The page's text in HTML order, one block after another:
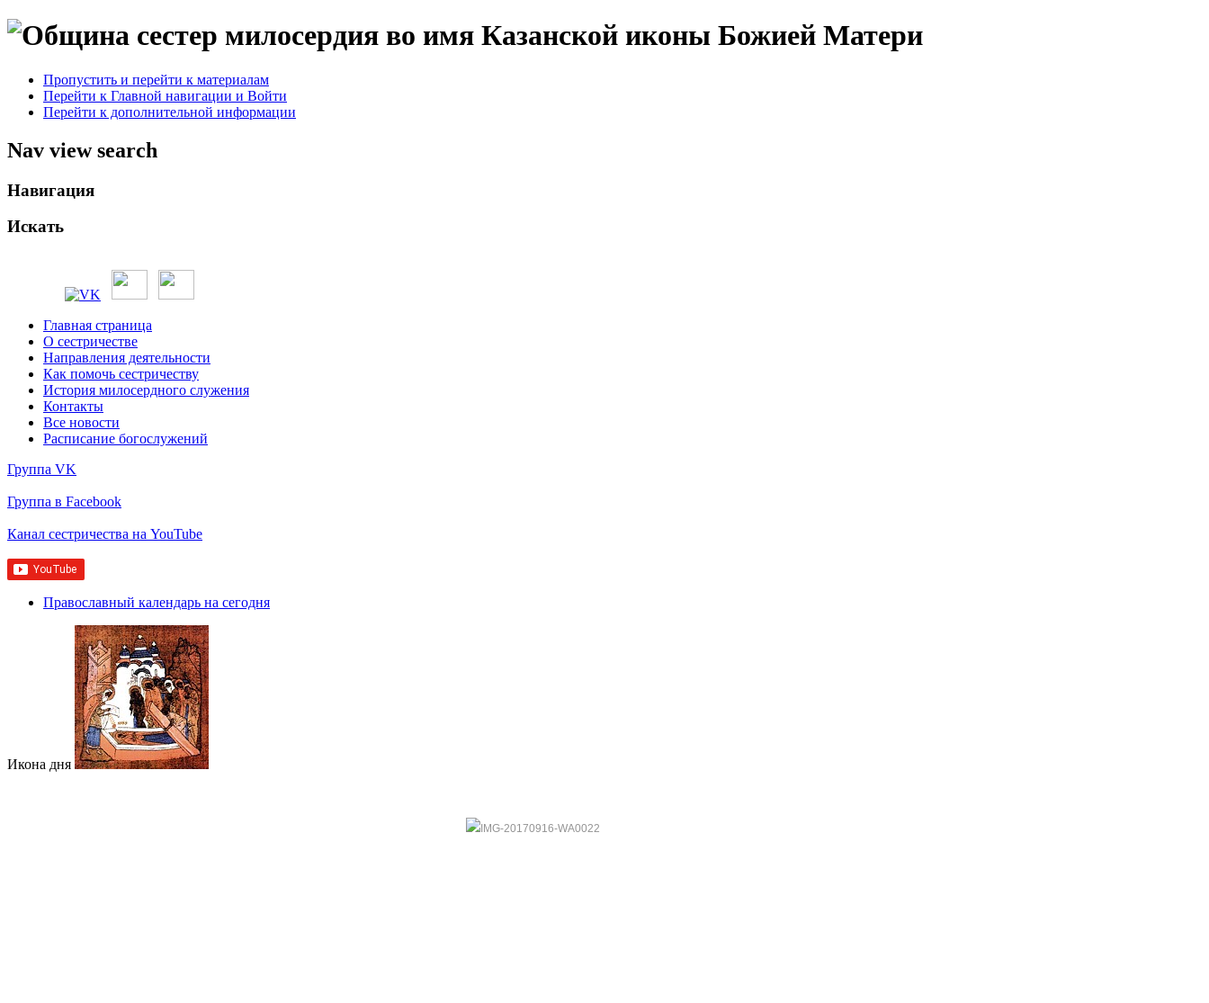
Пропустить и перейти к материалам
Перейти к Главной навигации и Войти
Перейти к дополнительной информации
Nav view search
Навигация
Искать
Главная страница
О сестричестве
Направления деятельности
Как помочь сестричеству
История милосердного служения
Контакты
Все новости
Расписание богослужений
Группа VK
Группа в Facebook
Канал сестричества на YouTube
Православный календарь на сегодня
Икона дня